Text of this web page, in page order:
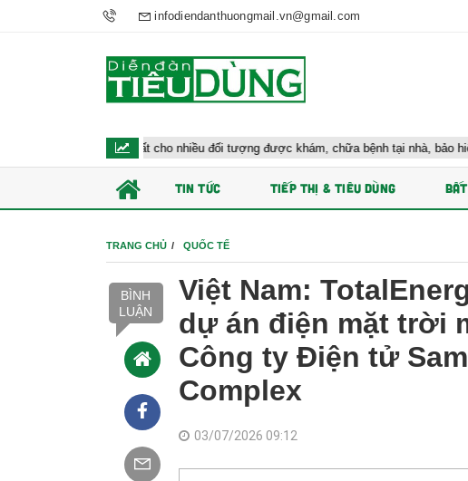
infodiendanthuongmail.vn@gmail.com
Bộ y tế đề xuất cho nhiều đối tượng được khám, chữa bệnh tại nhà, bảo hiểm y tế chi
TIN TỨC TIẾP THỊ & TIÊU DÙNG
TRANG CHỦ QUỐC TẾ
BÌNH
LUẬN
Việt Nam:
dự án điện mặt trời
Công ty Điện tử
Complex
03/07/2026 09:12